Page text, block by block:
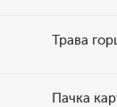
Трава
Пачка